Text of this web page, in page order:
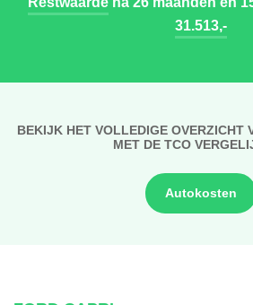
31.513,-
BEKIJK HET VOLLEDIGE OVERZICHT
MET DE TCO
Autokosten